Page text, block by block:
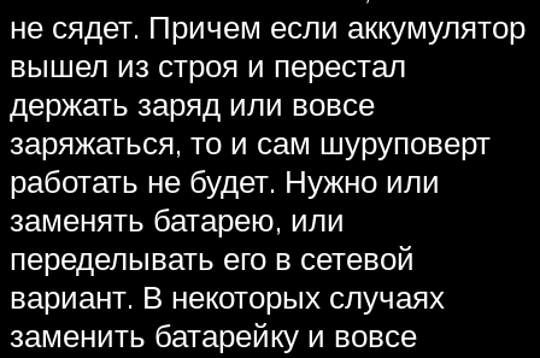
не сядет. Причем если аккумулятор
вышел из строя и перестал
держать заряд или вовсе
заряжаться, то и сам шуруповерт
работать не будет. Нужно или
заменять батарею, или
переделывать его в сетевой
вариант. В некоторых случаях
заменить батарейку и вовсе